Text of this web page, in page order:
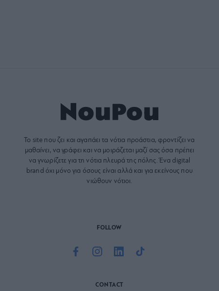
Το site που ζει και αγαπάει τα νότια προάστια, φροντίζει να
μαθαίνει, να γράφει και να μοιράζεται μαζί σας όσα πρέπει
να γνωρίζετε για τη νότια πλευρά της πόλης. Ένα digital
brand όχι μόνο για όσους είναι αλλά και για εκείνους που
νιώθουν νότιοι.
FOLLOW
CONTACT